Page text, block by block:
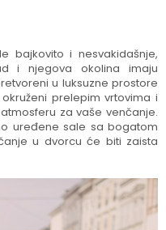
bajkovito i nesvakidašnje,
i njegova okolina imaju
u luksuzne prostore
prelepim vrtovima i
za vaše venčanje.
uređene sale sa bogatom
u dvorcu će biti zaista